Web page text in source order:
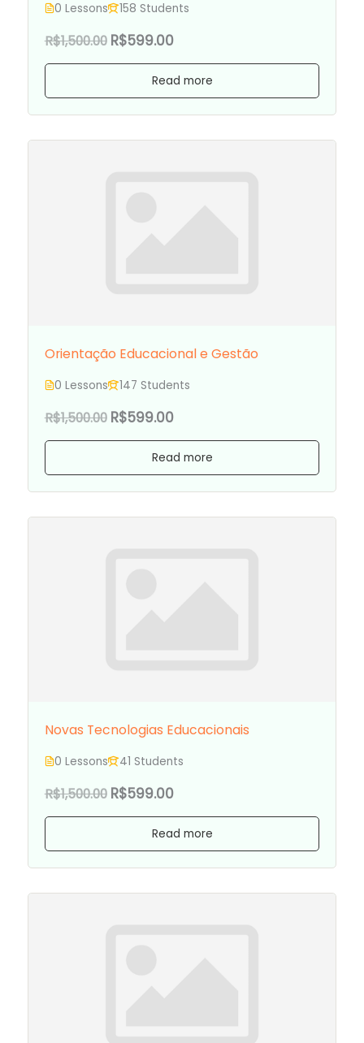
0 Lessons 158 Students
R$1,500.00 R$599.00
Read more
Orientação Educacional e Gestão
0 Lessons 147 Students
R$1,500.00 R$599.00
Read more
Novas Tecnologias Educacionais
0 Lessons 41 Students
R$1,500.00 R$599.00
Read more